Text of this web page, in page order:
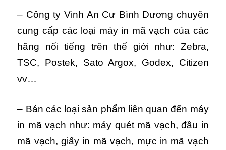
– Công ty Vinh An Cư Bình Dương chuyên
cung cấp các loại máy in mã vạch của các
hãng nổi tiếng trên thế giới như: Zebra,
TSC, Postek, Sato Argox, Godex, Citizen
vv…
– Bán các loại sản phẩm liên quan đến máy
in mã vạch như: máy quét mã vạch, đầu in
mã vạch, giấy in mã vạch, mực in mã vạch